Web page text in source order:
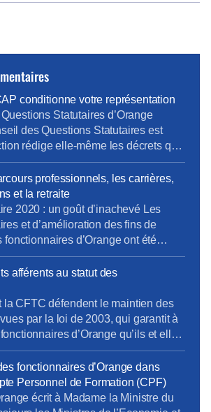
conditionne votre représentation
Statutaires d’Orange
des Questions Statutaires est
rédige elle-même les décrets qui
fonctionnaires de l’entreprise, avant
La CFE-CGC et la CFTC
qui constitue une
fondamental du droit : nul ne
[…]
professionnels, les carrières,
et la retraite
2020 : un goût d’inachevé Les
et d’amélioration des fins de
fonctionnaires d’Orange ont été
décembre 2020, un an après la
d’État… et en laissant de côté les
(IV.3 et au-delà). La CFE-CGC
continuent de se […]
au statut des
la CFTC défendent le maintien des
par la loi de 2003, qui garantit à
d’Orange qu’ils et elles
jusqu’à la fin de leur activité.
fonctionnaires d’Orange dans
Personnel de Formation (CPF)
écrit à Madame la Ministre du